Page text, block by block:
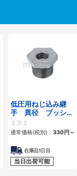
低圧用ねじ込み継
手 異径 ブッシン
グ
ミスミ
通常価格(税別)： 330円～
在庫品1日目
当日出荷可能